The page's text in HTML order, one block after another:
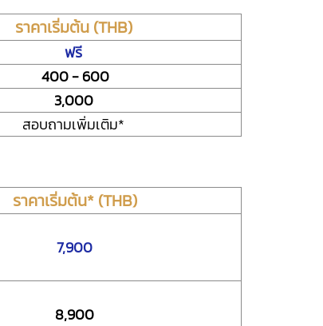
ราคาเริ่มต้น (THB)
ฟรี
400 - 600
3,000
สอบถามเพิ่มเติม*
ราคาเริ่มต้น* (THB)
7,900
8,900